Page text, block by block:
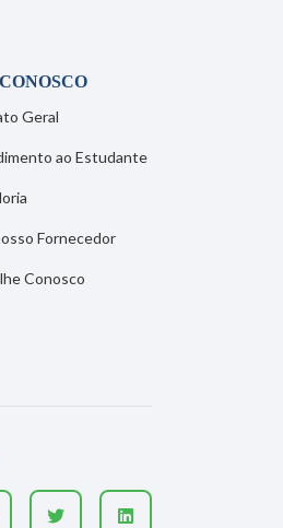
Geral
ao Estudante
Fornecedor
Conosco